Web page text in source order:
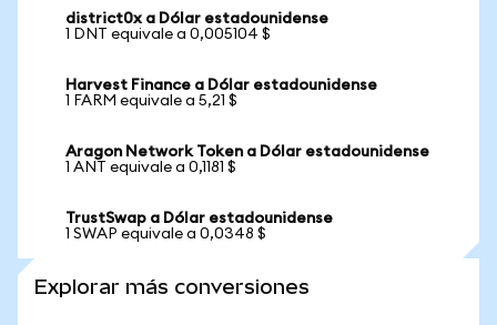
district0x a Dólar estadounidense
1 DNT equivale a 0,005104 $
Harvest Finance a Dólar estadounidense
1 FARM equivale a 5,21 $
Aragon Network Token a Dólar estadounidense
1 ANT equivale a 0,1181 $
TrustSwap a Dólar estadounidense
1 SWAP equivale a 0,0348 $
Explorar más conversiones